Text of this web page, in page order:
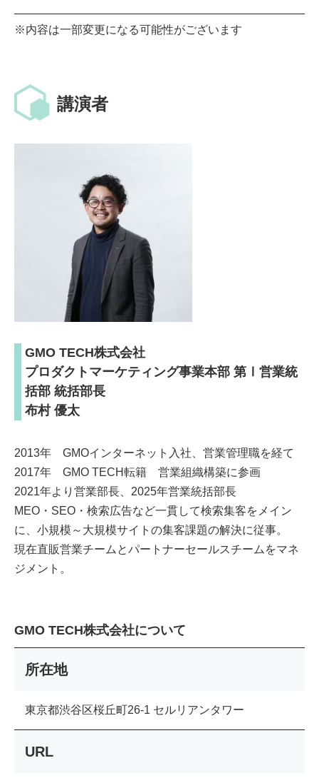
※内容は一部変更になる可能性がございます
講演者
GMO TECH株式会社
プロダクトマーケティング事業本部 第Ⅰ営業統
括部 統括部長
布村 優太
2013年 GMOインターネット入社、営業管理職を経て
2017年 GMO TECH転籍 営業組織構築に参画
2021年より営業部長、2025年営業統括部長
MEO・SEO・検索広告など一貫して検索集客をメイン
に、小規模～大規模サイトの集客課題の解決に従事。
現在直販営業チームとパートナーセールスチームをマネ
ジメント。
GMO TECH株式会社について
所在地
東京都渋谷区桜丘町26-1 セルリアンタワー
URL